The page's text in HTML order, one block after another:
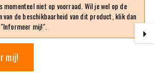
niet op voorraad. Wil je wel op de
van de beschikbaarheid van dit product, klik dan
mij!".
mij!